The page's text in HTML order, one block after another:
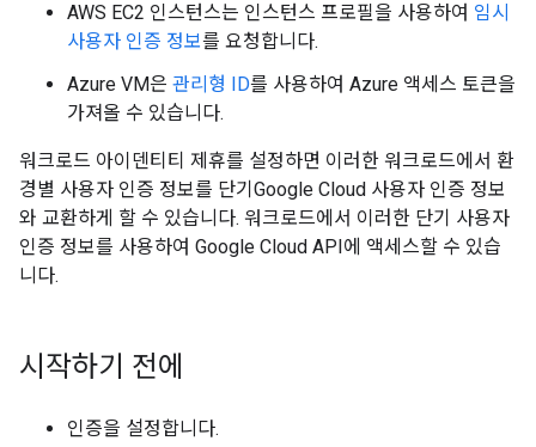
AWS EC2 인스턴스는 인스턴스 프로필을 사용하여 임시
사용자 인증 정보를 요청합니다.
Azure VM은 관리형 ID를 사용하여 Azure 액세스 토큰을
가져올 수 있습니다.
워크로드 아이덴티티 제휴를 설정하면 이러한 워크로드에서 환
경별 사용자 인증 정보를 단기Google Cloud 사용자 인증 정보
와 교환하게 할 수 있습니다. 워크로드에서 이러한 단기 사용자
인증 정보를 사용하여 Google Cloud API에 액세스할 수 있습
니다.
시작하기 전에
인증을 설정합니다.